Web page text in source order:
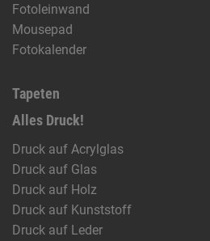
Fotoleinwand
Mousepad
Fotokalender
Tapeten
Alles Druck!
Druck auf Acrylglas
Druck auf Glas
Druck auf Holz
Druck auf Kunststoff
Druck auf Leder